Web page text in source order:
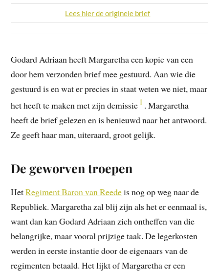
Lees hier de originele brief
Godard Adriaan heeft Margaretha een kopie van een
door hem verzonden brief mee gestuurd. Aan wie die
gestuurd is en wat er precies in staat weten we niet, maar
het heeft te maken met zijn demissie1 . Margaretha
heeft de brief gelezen en is benieuwd naar het antwoord.
Ze geeft haar man, uiteraard, groot gelijk.
De geworven troepen
HetRegiment Baron van Reedeis nog op weg naar de
Republiek. Margaretha zal blij zijn als het er eenmaal is,
want dan kan Godard Adriaan zich ontheffen van die
belangrijke, maar vooral prijzige taak. De legerkosten
werden in eerste instantie door de eigenaars van de
regimenten betaald. Het lijkt of Margaretha er een